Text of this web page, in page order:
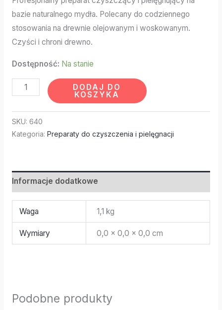
bazie naturalnego mydła. Polecany do codziennego
stosowania na drewnie olejowanym i woskowanym.
Czyści i chroni drewno.
Dostępność: Na stanie
DODAJ DO
KOSZYKA
SKU: 640
Kategoria: Preparaty do czyszczenia i pielęgnacji
Informacje dodatkowe
Waga 1,1 kg
Wymiary 0,0 × 0,0 × 0,0 cm
Podobne produkty